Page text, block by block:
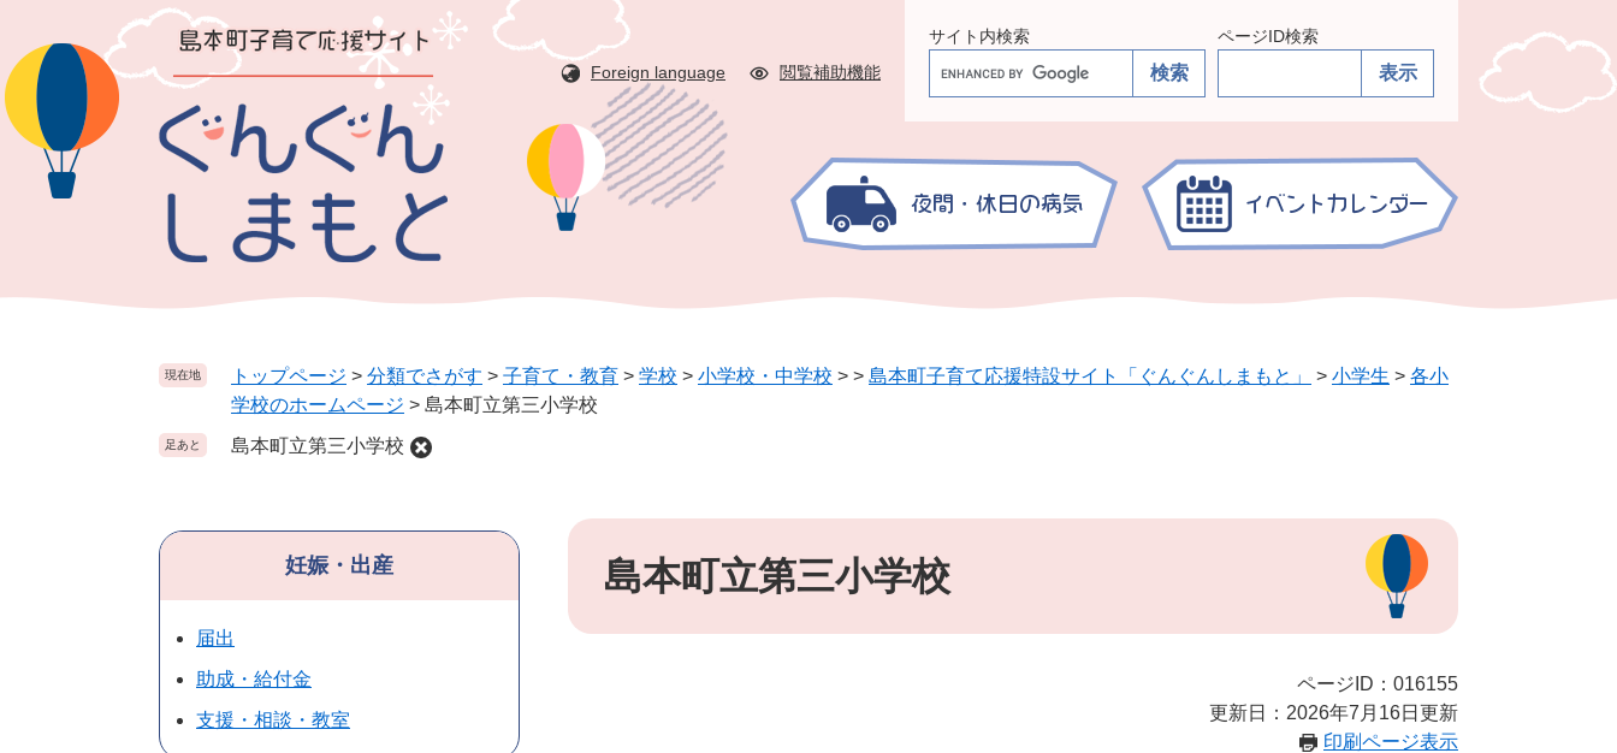
ジ
の
先
ュ
ー
を
文
Foreign language 閲覧補助機能
サイト内検索
G
o
o
e
索
ページID検索
現在地 トップページ > 分類でさがす > 子育て・教育 > 学校 > 小学校・中学校 > > 島本町子育て応援特設サイト「ぐんぐんしまもと」 > 小学生 > 各小
学校のホームページ > 島本町立第三小学校
足あと 島本町立第三小学校
本
島本町立第三小学校
ページID：016155
更新日：2026年7月16日更新
印刷ページ表示
妊娠・出産
届出
助成・給付金
支援・相談・教室